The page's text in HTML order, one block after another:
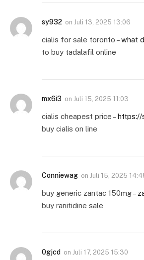
sy932 on Juli 13, 2025 13:06
cialis for sale toronto –what
to buy tadalafil online
mx6i3 on Juli 15, 2025 11:03
cialis cheapest price –
buy cialis on line
Conniewag on Juli 15, 2025
buy generic zantac 150mg –
buy ranitidine sale
0gjcd on Juli 17, 2025 15:30